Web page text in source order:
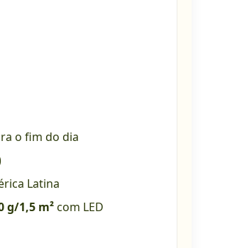
o fim do dia
Latina
g/1,5 m²com LED